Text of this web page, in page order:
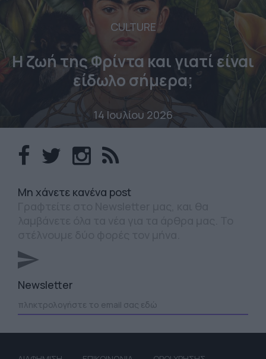
CULTURE
Η ζωή της Φρίντα και γιατί είναι
είδωλο σήμερα;
14 Ιουλίου 2026
Mη χάνετε κανένα post
Newsletter